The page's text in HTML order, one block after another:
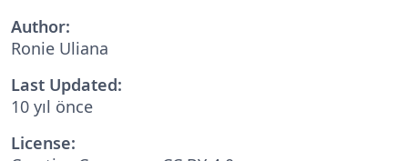
Author:
Ronie Uliana
Last Updated:
10 yıl önce
License: